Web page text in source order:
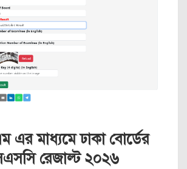
মাধ্যমে ঢাকা বোর্ডের
রেজাল্ট ২০২৬